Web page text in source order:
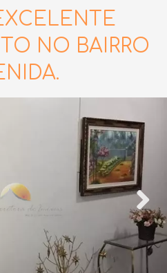
NO BAIRRO